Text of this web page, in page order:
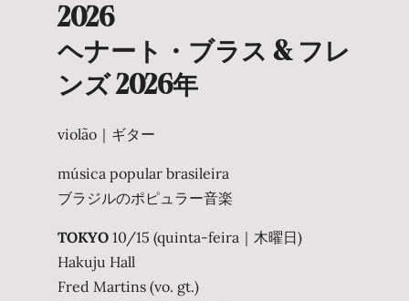
2026
ヘナート・ブラス & フレ
ンズ 2026年
violão｜ギター
música popular brasileira
ブラジルのポピュラー音楽
TOKYO10/15 (quinta-feira｜木曜日)
Hakuju Hall
Fred Martins (vo. gt.)